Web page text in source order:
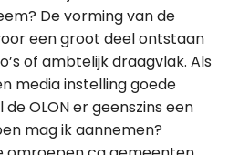
De vorming van de
een groot deel ontstaan
of ambtelijk draagvlak. Als
media instelling goede
OLON er geenszins een
mag ik aannemen?